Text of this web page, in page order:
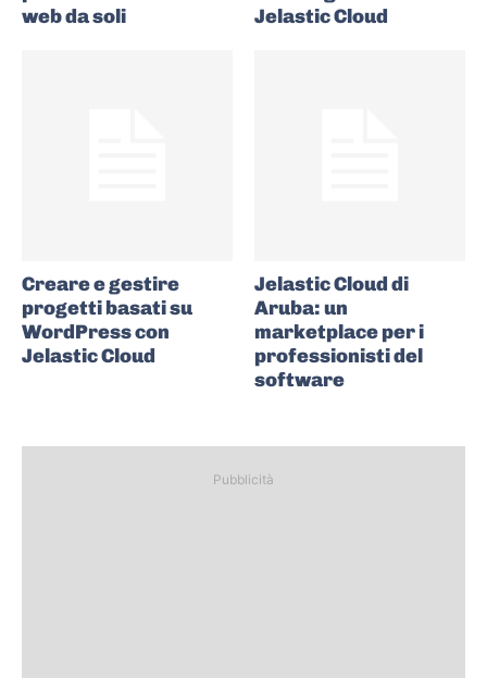
web da soli
Jelastic Cloud
Creare e gestire
progetti basati su
WordPress con
Jelastic Cloud
Jelastic Cloud di
Aruba: un
marketplace per i
professionisti del
software
Pubblicità